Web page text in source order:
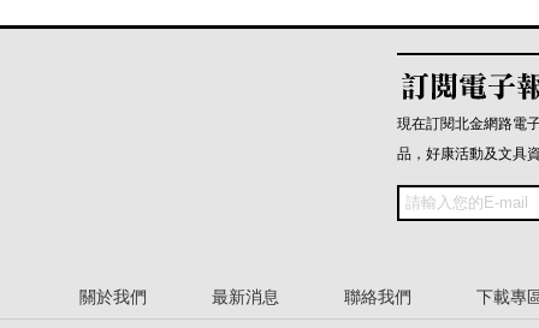
現在訂閱北金網路電
品，好康活動及文具
關於我們 最新消息 聯絡我們 下載專